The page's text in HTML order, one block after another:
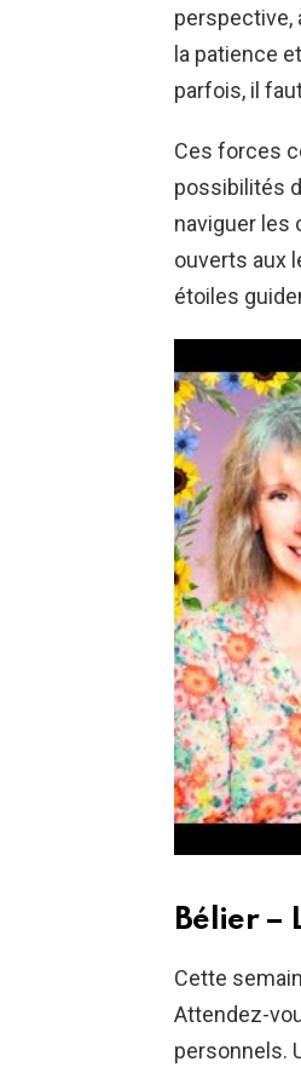
perspective,
la patience
parfois, il
Ces forces
possibilités
naviguer les
ouverts aux
étoiles
Bélier –
Cette
Attendez-
personnels.